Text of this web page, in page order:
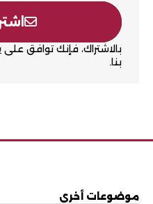
بالاشتراك، فإنك توافق على
بنا.
موضوعات أخرى